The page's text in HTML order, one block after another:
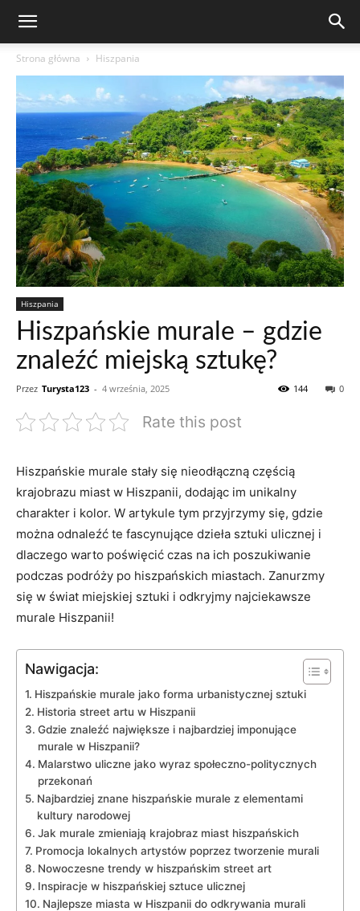
Strona główna Hiszpania
Hiszpania
Hiszpańskie murale – gdzie
znaleźć miejską sztukę?
Przez Turysta123 - 4 września, 2025 0
144
Rate this post
Hiszpańskie murale stały się nieodłączną częścią
krajobrazu miast w Hiszpanii, dodając im unikalny
charakter i kolor. W artykule tym przyjrzymy się, gdzie
można odnaleźć te fascynujące dzieła sztuki ulicznej i
dlaczego warto poświęcić czas na ich poszukiwanie
podczas podróży po hiszpańskich miastach. Zanurzmy
się w świat miejskiej sztuki i odkryjmy najciekawsze
murale Hiszpanii!
Nawigacja:
Hiszpańskie murale jako forma urbanistycznej sztuki
Historia street artu w Hiszpanii
Gdzie znaleźć największe i najbardziej imponujące
murale w Hiszpanii?
Malarstwo uliczne jako wyraz społeczno-politycznych
przekonań
Najbardziej znane hiszpańskie murale z elementami
kultury narodowej
Jak murale zmieniają krajobraz miast hiszpańskich
Promocja lokalnych artystów poprzez tworzenie murali
Nowoczesne trendy w hiszpańskim street art
Inspiracje w hiszpańskiej sztuce ulicznej
Najlepsze miasta w Hiszpanii do odkrywania murali